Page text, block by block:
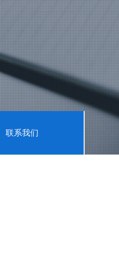
联系我们